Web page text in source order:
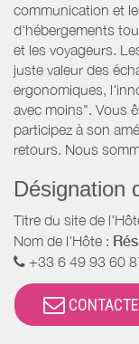
communication et
d'hébergements
et les voyageurs.
juste valeur des
ergonomiques,
avec moins". Vous
participez à son
retours. Nous
Désignation
Titre du site de
Nom de l'Hôte :
+33 6 49 93 60